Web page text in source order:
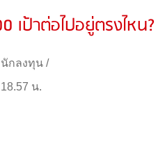
เป้าต่อไปอยู่ตรงไหน?
กลงทุน /
น.